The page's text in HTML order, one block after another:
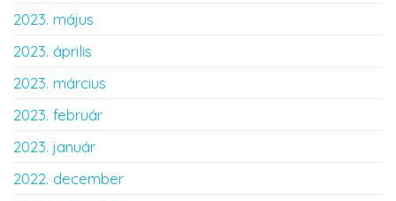
2023. május
2023. április
2023. március
2023. február
2023. január
2022. december